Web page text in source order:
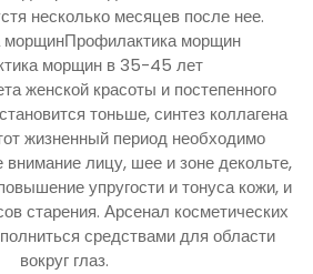
несколько месяцев после нее.
морщинПрофилактика морщин
морщин в 35-45 лет
женской красоты и постепенного
тоньше, синтез коллагена
жизненный период необходимо
внимание лицу, шее и зоне декольте,
упругости и тонуса кожи, и
старения. Арсенал косметических
средствами для области
вокруг глаз.